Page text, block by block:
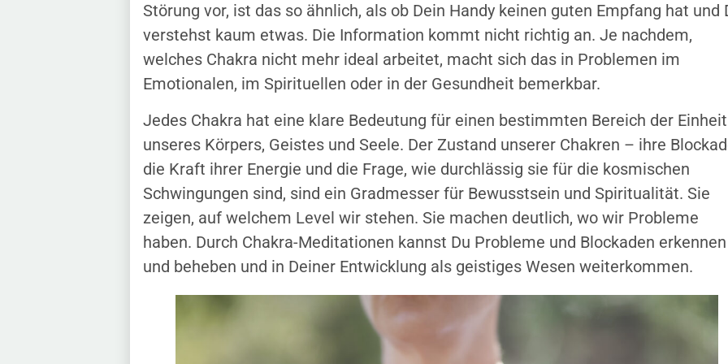
Störung vor, ist das so ähnlich, als ob Dein Handy keinen guten Empfang hat und
verstehst kaum etwas. Die Information kommt nicht richtig an. Je nachdem,
welches Chakra nicht mehr ideal arbeitet, macht sich das in Problemen im
Emotionalen, im Spirituellen oder in der Gesundheit bemerkbar.
Jedes Chakra hat eine klare Bedeutung für einen bestimmten Bereich der Einheit
unseres Körpers, Geistes und Seele. Der Zustand unserer Chakren – ihre
die Kraft ihrer Energie und die Frage, wie durchlässig sie für die kosmischen
Schwingungen sind, sind ein Gradmesser für Bewusstsein und Spiritualität. Sie
zeigen, auf welchem Level wir stehen. Sie machen deutlich, wo wir Probleme
haben. Durch Chakra-Meditationen kannst Du Probleme und Blockaden erkennen
und beheben und in Deiner Entwicklung als geistiges Wesen weiterkommen.